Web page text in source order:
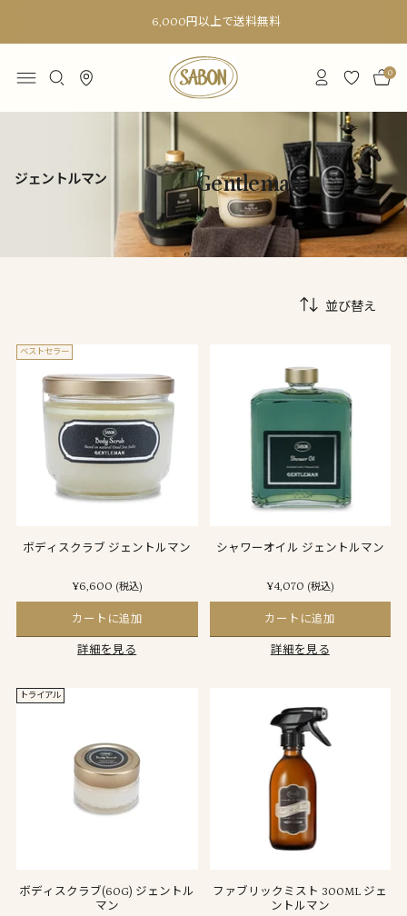
6,000円以上で送料無料
0
ジェントルマン Gentleman
並び替え
ベストセラー
ボディスクラブ ジェントルマン
¥6,600 (税込)
カートに追加
詳細を見る
シャワーオイル ジェントルマン
¥4,070 (税込)
カートに追加
詳細を見る
トライアル
ボディスクラブ(60G) ジェントル
マン
ファブリックミスト 300ML ジェ
ントルマン